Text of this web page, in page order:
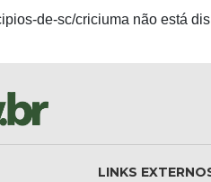
de-sc/criciuma não está
LINKS